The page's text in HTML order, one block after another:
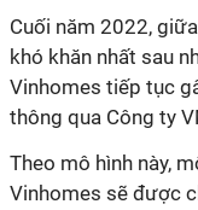
Cuối năm 2022,
khó khăn nhất sau
Vinhomes tiếp tục
thông qua Công ty
Theo mô hình này,
Vinhomes sẽ được